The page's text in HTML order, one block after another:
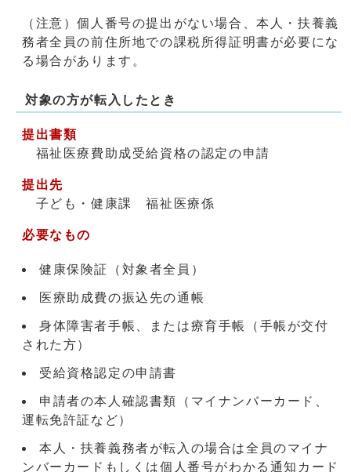
（注意）個人番号の提出がない場合、本人・扶養義
務者全員の前住所地での課税所得証明書が必要にな
る場合があります。
対象の方が転入したとき
提出書類
福祉医療費助成受給資格の認定の申請
提出先
子ども・健康課 福祉医療係
必要なもの
健康保険証（対象者全員）
医療助成費の振込先の通帳
身体障害者手帳、または療育手帳（手帳が交付
された方）
受給資格認定の申請書
申請者の本人確認書類（マイナンバーカード、
運転免許証など）
本人・扶養義務者が転入の場合は全員のマイナ
ンバーカードもしくは個人番号がわかる通知カード